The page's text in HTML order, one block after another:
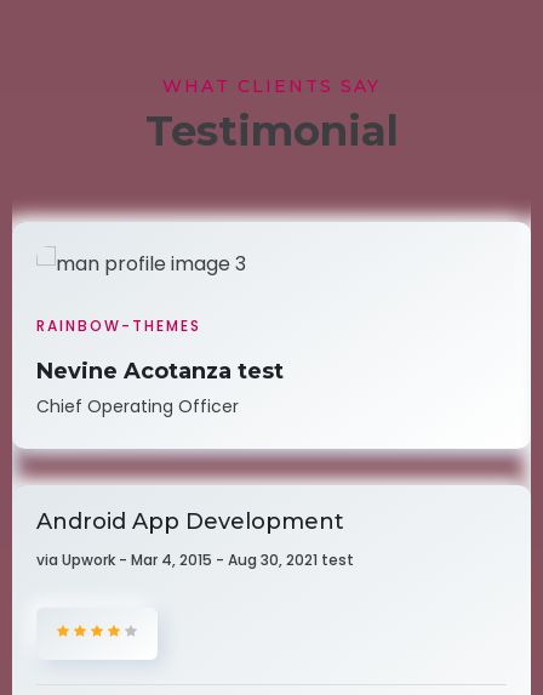
WHAT CLIENTS SAY
Testimonial
RAINBOW-THEMES
Nevine Acotanza test
Chief Operating Officer
Android App Development
via Upwork - Mar 4, 2015 - Aug 30, 2021 test